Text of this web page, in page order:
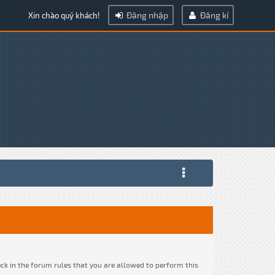
Xin chào quý khách! Đăng nhập Đăng kí
in the forum rules that you are allowed to perform this